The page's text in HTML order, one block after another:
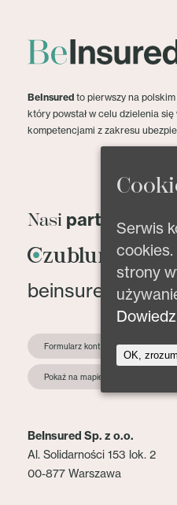
BeInsured to pierwszy na
który powstał w celu dzielenia
kompetencjami z zakresu
Nasi partnerzy
Formularz kontaktowy
Pokaż na mapie
BeInsured Sp. z o.o.
Al. Solidarności 153 lok. 2
00-877 Warszawa
Serwis
strony
OK,